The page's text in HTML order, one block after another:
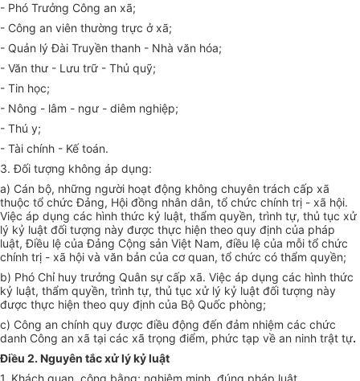
- Phó Trưởng Công an xã;
- Công an viên thường trực ở xã;
- Quản lý Đài Truyền thanh - Nhà văn hóa;
- Văn thư - Lưu trữ - Thủ quỹ;
- Tin học;
- Nông - lâm - ngư - diêm nghiệp;
- Thú y;
- Tài chính - Kế toán.
3. Đối tượng không áp dụng:
a) Cán bộ, những người hoạt động không chuyên trách cấp xã
thuộc tổ chức Đảng, Hội đồng nhân dân, tổ chức chính trị - xã hội.
Việc áp dụng các hình thức kỷ luật, thẩm quyền, trình tự, thủ tục xử
lý kỷ luật đối tượng này được thực hiện theo quy định của pháp
luật, Điều lệ của Đảng Cộng sản Việt Nam, điều lệ của mỗi tổ chức
chính trị - xã hội và văn bản của cơ quan, tổ chức có thẩm quyền;
b) Phó Chỉ huy trưởng Quân sự cấp xã. Việc áp dụng các hình thức
kỷ luật, thẩm quyền, trình tự, thủ tục xử lý kỷ luật đối tượng này
được thực hiện theo quy định của Bộ Quốc phòng;
c) Công an chính quy được điều động đến đảm nhiệm các chức
danh Công an xã tại các xã trọng điểm, phức tạp về an ninh trật tự.
Điều 2. Nguyên tắc xử lý kỷ luật
1. Khách quan, công bằng; nghiêm minh, đúng pháp luật.